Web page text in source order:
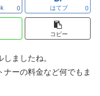
0 はてブ 0
コピー
ましたね。
ーの料金など何でもま